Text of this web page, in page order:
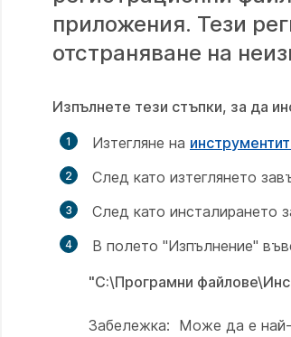
приложения. Тези
отстраняване на
Изпълнете тези стъпки, за да
Изтегляне на
След като изтеглянето
След като инсталирането
В полето "Изпълнение"
"C:\Програмни
Забележка: Може да е най-